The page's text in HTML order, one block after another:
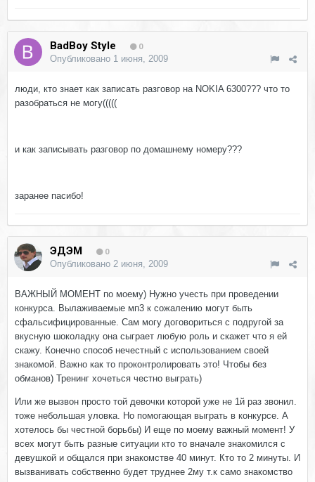
BadBoy Style 0
Опубликовано 1 июня, 2009
люди, кто знает как записать разговор на NOKIA 6300??? что то
разобраться не могу(((((
и как записывать разговор по домашнему номеру???
заранее пасибо!
ЭДЭМ 0
Опубликовано 2 июня, 2009
ВАЖНЫЙ МОМЕНТ по моему) Нужно учесть при проведении
конкурса. Вылаживаемые мп3 к сожалению могут быть
сфальсифицированные. Сам могу договориться с подругой за
вкусную шоколадку она сыграет любую роль и скажет что я ей
скажу. Конечно способ нечестный с использованием своей
знакомой. Важно как то проконтролировать это! Чтобы без
обманов) Тренинг хочеться честно выграть)
Или же вызвон просто той девочки которой уже не 1й раз звонил.
тоже небольшая уловка. Но помогающая выграть в конкурсе. А
хотелось бы честной борьбы) И еще по моему важный момент! У
всех могут быть разные ситуации кто то вначале знакомился с
девушкой и общался при знакомстве 40 минут. Кто то 2 минуты. И
вызванивать собственно будет труднее 2му т.к само знакомство